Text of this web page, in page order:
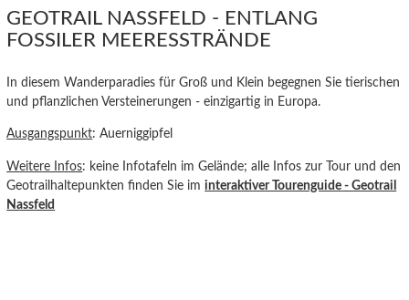
GEOTRAIL NASSFELD - ENTLANG
FOSSILER MEERESSTRÄNDE
In diesem Wanderparadies für Groß und Klein begegnen Sie tierischen
und pflanzlichen Versteinerungen - einzigartig in Europa.
Ausgangspunkt: Auerniggipfel
Weitere Infos: keine Infotafeln im Gelände; alle Infos zur Tour und den
Geotrailhaltepunkten finden Sie iminteraktiver Tourenguide - Geotrail
Nassfeld